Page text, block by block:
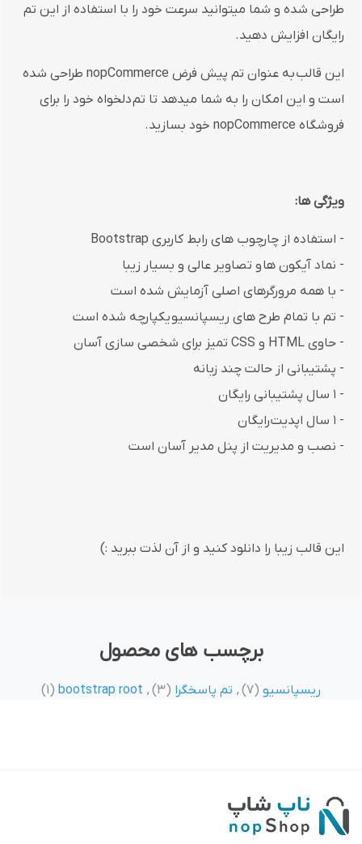
طراحی شده و شما میتوانید سرعت خود را با استفاده از این تم
رایگان افزایش دهید.
این قالب به عنوان تم پیش فرض nopCommerce طراحی شده
است و این امکان را به شما میدهد تا تم دلخواه خود را برای
فروشگاه nopCommerce خود بسازید.
ویژگی ها:
- استفاده از چارچوب های رابط کاربری Bootstrap
- نماد آیکون ها و تصاویر عالی و بسیار زیبا
- با همه مرورگرهای اصلی آزمایش شده است
- تم با تمام طرح های ریسپانسیو یکپارچه شده است
- حاوی HTML و CSS تمیز برای شخصی سازی آسان
- پشتیبانی از حالت چند زبانه
- 1 سال پشتیبانی رایگان
- 1 سال اپدیت رایگان
- نصب و مدیریت از پنل مدیر آسان است
این قالب زیبا را دانلود کنید و از آن لذت ببرید :)
برچسب های محصول
ریسپانسیو (7)
, تم پاسخگرا (3)
,
bootstrap root
(1)